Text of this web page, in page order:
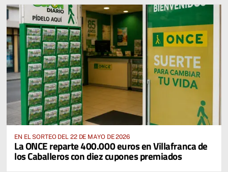
EN EL SORTEO DEL 22 DE MAYO DE 2026
La ONCE reparte 400.000 euros en Villafranca de
los Caballeros con diez cupones premiados